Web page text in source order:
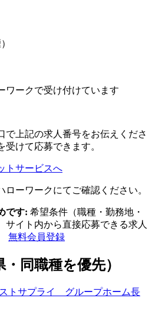
ワークで受け付けています
で上記の求人番号をお伝えくださ
けて応募できます。
トサービスへ
ーワークにてご確認ください。
です: 希望条件（職種・勤務地・
サイト内から直接応募できる求人
無料会員登録
同職種を優先）
トサプライ グループホーム長